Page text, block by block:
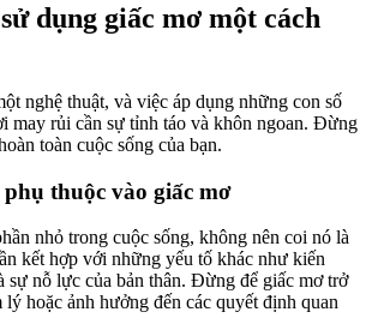
dụng giấc mơ một cách
nghệ thuật, và việc áp dụng những con số
may rủi cần sự tỉnh táo và khôn ngoan. Đừng
toàn cuộc sống của bạn.
thuộc vào giấc mơ
nhỏ trong cuộc sống, không nên coi nó là
kết hợp với những yếu tố khác như kiến
sự nỗ lực của bản thân. Đừng để giấc mơ trở
lý hoặc ảnh hưởng đến các quyết định quan